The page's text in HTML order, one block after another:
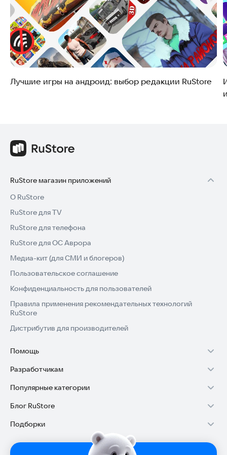
Лучшие игры на андроид: выбор редакции RuStore
RuStore магазин приложений
О RuStore
RuStore для TV
RuStore для телефона
RuStore для ОС Аврора
Медиа-кит (для СМИ и блогеров)
Пользовательское соглашение
Конфиденциальность для пользователей
Правила применения рекомендательных технологий
RuStore
Дистрибутив для производителей
Помощь
Установка RuStore на TV
Покупки и возвраты
Авторизация в RuStore
Разработчикам
Зарабатывать с RuStore
RuStore SDK (документация)
Блог RuStore для разработчиков
Популярные категории
Игры для Android
Родителям
Блог RuStore
Обзоры игр для Android 2025
Обзоры мобильных приложений 2025
Лайфхаки и советы для Android-пользователей
Подборки
Игровой набор